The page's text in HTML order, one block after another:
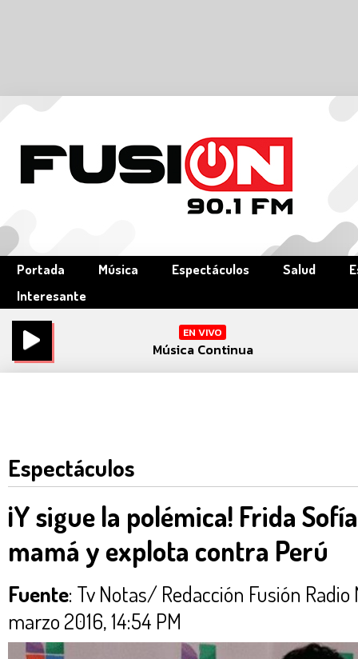
Portada Música Espectáculos Salud
Interesante
EN VIVO
Música Continua
Espectáculos
¡Y sigue la polémica! Frida
mamá y explota contra Perú
Fuente: Tv Notas/ Redacción Fusión
marzo 2016, 14:54 PM